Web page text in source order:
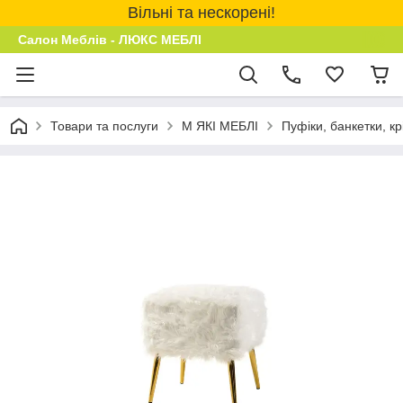
Вільні та нескорені!
Салон Меблів - ЛЮКС МЕБЛІ
Товари та послуги М ЯКІ МЕБЛІ Пуфіки, банкетки,